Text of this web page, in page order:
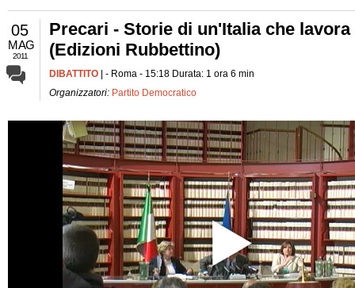
05
MAG
2011
Precari - Storie di un'Italia che
(Edizioni Rubbettino)
DIBATTITO | - Roma - 15:18 Durata: 1 ora 6 min
Organizzatori: Partito Democratico